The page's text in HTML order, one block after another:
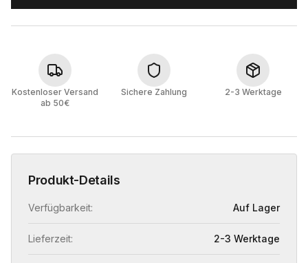
Kostenloser Versand
ab 50€
Sichere Zahlung 2-3 Werktage
Produkt-Details
Verfügbarkeit: Auf Lager
Lieferzeit: 2-3 Werktage